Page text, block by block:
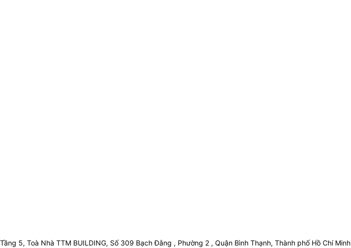
Tầng 5, Toà Nhà TTM BUILDING, Số 309 Bạch Đằng , Phường 2 , Quận Bình Thạnh, Thành phố Hồ Chí Minh